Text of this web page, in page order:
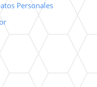
Personales